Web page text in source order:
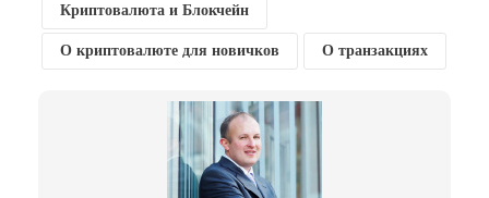
Криптовалюта и Блокчейн
О криптовалюте для новичков О транзакциях